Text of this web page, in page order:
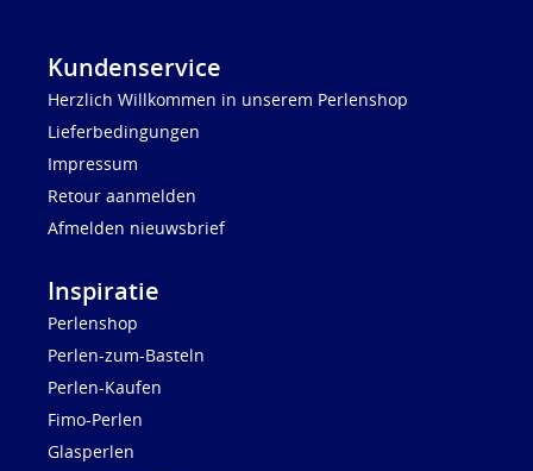
Kundenservice
Herzlich Willkommen in unserem Perlenshop
Lieferbedingungen
Impressum
Retour aanmelden
Afmelden nieuwsbrief
Inspiratie
Perlenshop
Perlen-zum-Basteln
Perlen-Kaufen
Fimo-Perlen
Glasperlen